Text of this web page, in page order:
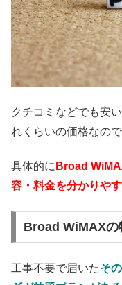
クチコミなどでも安
れくらいの価格なの
具体的に Broad
容・料金を分かりや
Broad WiMAXの
工事不要で届いたそ